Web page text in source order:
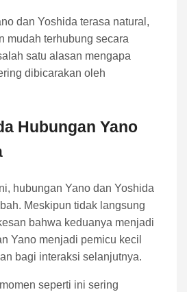
dan Yoshida terasa natural,
mudah terhubung secara
satu alasan mengapa
dibicarakan oleh
Hubungan Yano
hubungan Yano dan Yoshida
Meskipun tidak langsung
bahwa keduanya menjadi
Yano menjadi pemicu kecil
bagi interaksi selanjutnya.
seperti ini sering